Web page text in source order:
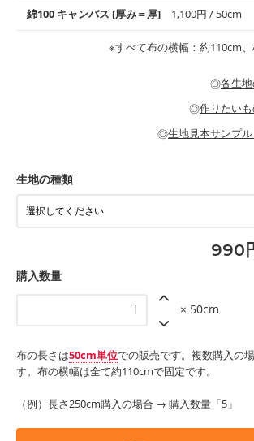
・布団カバーなどの寝具、カーテン
・スタイ、おくるみなどのベビーグッズ
・ブラウス、チュニック、ワンピースなどの洋
・パジャマなどの寝具
・ブラウス、シャツ、チュニックなどのトップ
コットン75％リネン25％の当店のビエラ生地は
りもふんわりとした柔らかい質感と適度な落ち
綾織りの生地です。しっかりとした張りと厚
らかいのが特徴です。生地の厚みは中厚手です
・レッスンバッグ、上履き袋などの通園通学グ
・カーテン、エプロン、テーブルクロスなど
・パンツ、タックスカートなどのボトムス
もっと詳しく見る
綿100 キャンバス [厚み＝厚] 1,100円 / 50cm
当店のキャンバス生地は、11号帆布相当の厚み
耐久性があります。トートバッグ・ポーチ・
小物、インテリア用品に向いています。
・工作用エプロン
もっと詳しく見る
※すべて布の横幅：約110cm
◎各生
◎作りたい
◎生地見本サンプ
生地の種類
990
購入数量
× 50cm
布の長さは50cm単位での販売です。複数購入の
す。布の横幅は全て約110cmで固定です。
（例）長さ250cm購入の場合 → 購入数量「5」